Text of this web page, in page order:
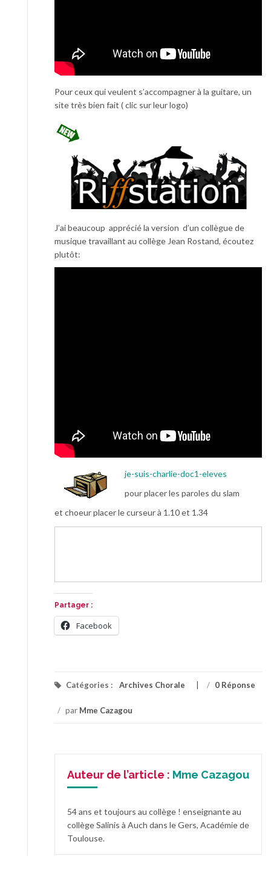
Pour ceux qui veulent s’accompagner à la guitare, un
site très bien fait ( clic sur leur logo)
J’ai beaucoup apprécié la version d’un collègue de
musique travaillant au collège Jean Rostand, écoutez
plutôt:
je-suis-charlie-doc1-eleves
pour placer les paroles du slam
et choeur placer le curseur à 1.10 et 1.34
Partager :
Facebook
Catégories : Archives Chorale / 0 Réponse
/ par Mme Cazagou
Auteur de l’article : Mme Cazagou
54 ans et toujours au collège ! enseignante au
collège Salinis à Auch dans le Gers, Académie de
Toulouse.